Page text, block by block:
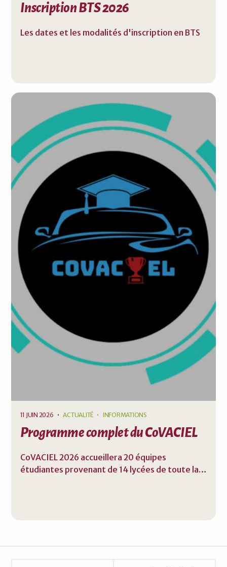
Inscription BTS 2026
Les dates et les modalités d'inscription en BTS
11 JUIN 2026 •ACTUALITÉ INFORMATIONS
Programme complet du CoVACIEL
CoVACIEL 2026 accueillera 20 équipes
étudiantes provenant de 14 lycées de toute la